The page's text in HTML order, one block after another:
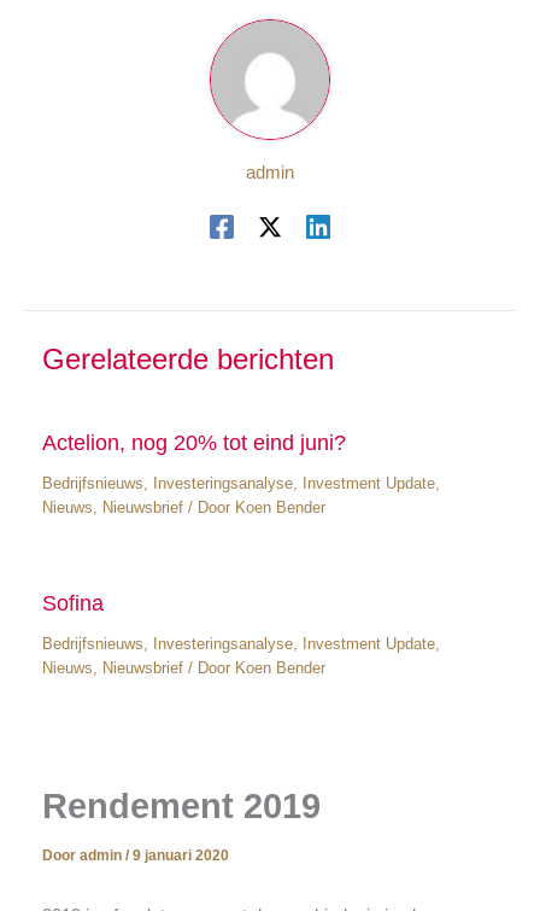
admin
Gerelateerde berichten
Actelion, nog 20% tot eind juni?
Bedrijfsnieuws, Investeringsanalyse, Investment Update,
Nieuws, Nieuwsbrief/ Door Koen Bender
Sofina
Bedrijfsnieuws Investeringsanalyse, Investment Update,
Nieuws
Nieuwsbrief/ Door Koen Bender
Rendement 2019
Door admin / 9 januari 2020